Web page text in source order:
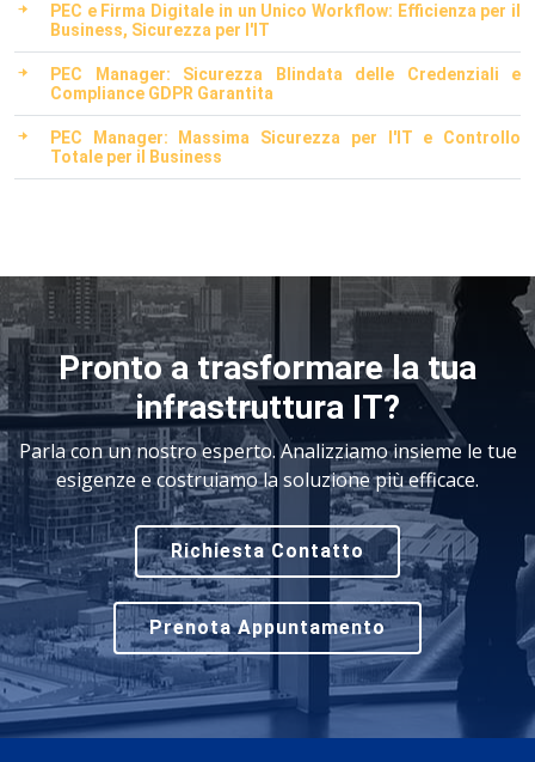
PEC e Firma Digitale in un Unico Workflow: Efficienza per il
Business, Sicurezza per l'IT
PEC Manager: Sicurezza Blindata delle Credenziali e
Compliance GDPR Garantita
PEC Manager: Massima Sicurezza per l'IT e Controllo
Totale per il Business
Pronto a trasformare la tua
infrastruttura IT?
Parla con un nostro esperto. Analizziamo insieme le tue
esigenze e costruiamo la soluzione più efficace.
Richiesta Contatto
Prenota Appuntamento